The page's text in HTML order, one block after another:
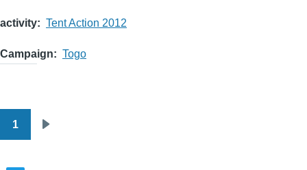
activity Tent Action 2012
Campaign Togo
Pagination
1